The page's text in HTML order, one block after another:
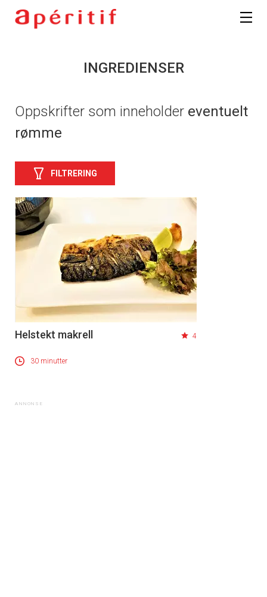
INGREDIENSER
Oppskrifter som inneholder eventuelt
rømme
FILTRERING
Helstekt makrell 4
30 minutter